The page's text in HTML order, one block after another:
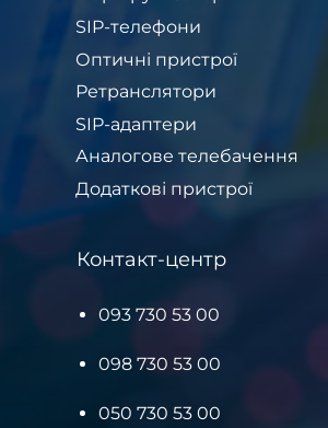
SIP-телефони
Оптичні пристрої
Ретранслятори
SIP-адаптери
Аналогове телебачення
Додаткові пристрої
Контакт-центр
093 730 53 00
098 730 53 00
050 730 53 00